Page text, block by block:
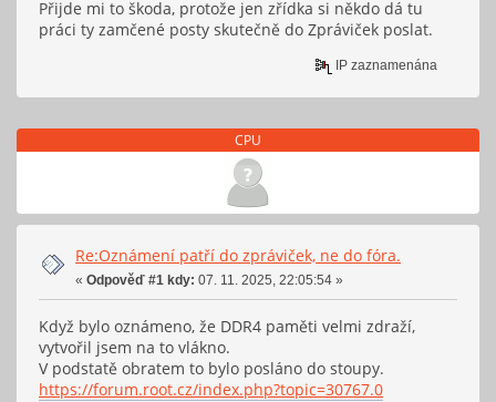
Přijde mi to škoda, protože jen zřídka si někdo dá tu
práci ty zamčené posty skutečně do Zpráviček poslat.
IP zaznamenána
CPU
Re:Oznámení patří do zpráviček, ne do fóra.
« Odpověď #1 kdy: 07. 11. 2025, 22:05:54 »
Když bylo oznámeno, že DDR4 paměti velmi zdraží,
vytvořil jsem na to vlákno.
V podstatě obratem to bylo posláno do stoupy.
https://forum.root.cz/index.php?topic=30767.0